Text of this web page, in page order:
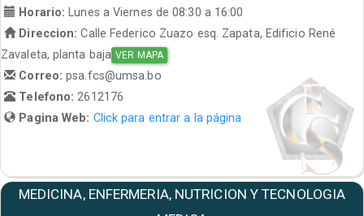
Horario:
Lunes a Viernes de 08:30 a 16:00
Direccion: Calle Federico Zuazo esq. Zapata, Edificio René
Zavaleta, planta baja VER MAPA
Correo:psa.fcs@umsa.bo
Telefono: 2612176
Pagina Web: Click para entrar a la página
MEDICINA, ENFERMERIA, NUTRICION Y TECNOLOGIA